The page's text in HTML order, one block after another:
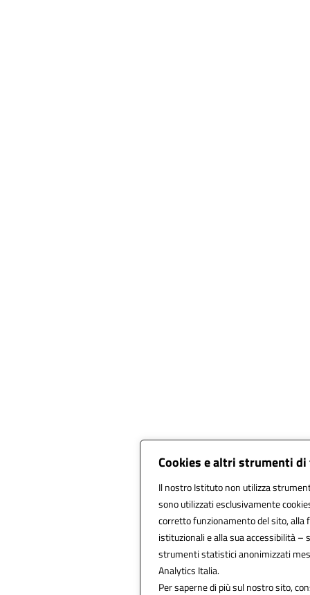
Cookies e altri strumenti
Il nostro Istituto non utilizza
sono utilizzati esclusivamente
corretto funzionamento del sito, alla
istituzionali e alla sua accessibilità –
strumenti statistici anonimizzati
Analytics Italia.
Per saperne di più sul nostro sito,